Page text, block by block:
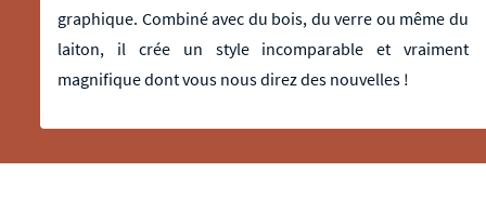
graphique. Combiné avec du bois, du verre ou même du
laiton, il crée un style incomparable et vraiment
magnifique dont vous nous direz des nouvelles !